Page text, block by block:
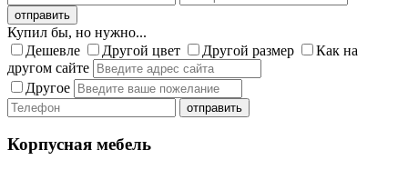
Купил бы, но нужно...
Дешевле
Другой цвет Другой размер
Как на
другом сайте
Другое
Корпусная мебель